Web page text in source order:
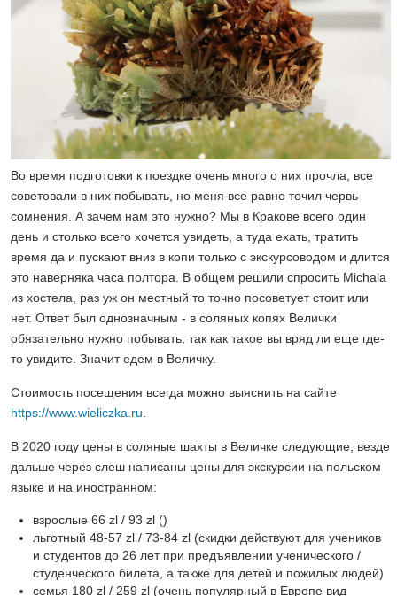
Во время подготовки к поездке очень много о них прочла, все
советовали в них побывать, но меня все равно точил червь
сомнения. А зачем нам это нужно? Мы в Кракове всего один
день и столько всего хочется увидеть, а туда ехать, тратить
время да и пускают вниз в копи только с экскурсоводом и длится
это наверняка часа полтора. В общем решили спросить Michala
из хостела, раз уж он местный то точно посоветует стоит или
нет. Ответ был однозначным - в соляных копях Велички
обязательно нужно побывать, так как такое вы вряд ли еще где-
то увидите. Значит едем в Величку.
Стоимость посещения всегда можно выяснить на сайте
https://www.wieliczka.ru
В 2020 году цены в соляные шахты в Величке следующие, везде
дальше через слеш написаны цены для экскурсии на польском
языке и на иностранном:
взрослые 66 zl / 93 zl ()
льготный 48-57 zl / 73-84 zl (скидки действуют для учеников
и студентов до 26 лет при предъявлении ученического /
студенческого билета, а также для детей и пожилых людей)
семья 180 zl / 259 zl (очень популярный в Европе вид